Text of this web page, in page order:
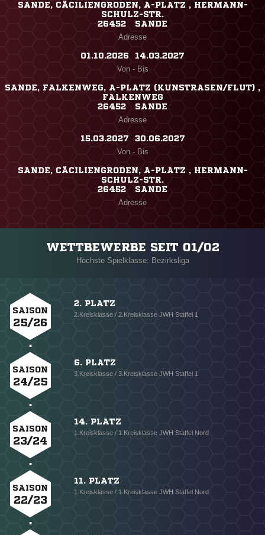
SANDE, CÄCILIENGRODEN, A-PLATZ , HERMANN-
SCHULZ-STR.
26452 SANDE
Adresse
01.10.2026 ​ 14.03.2027
Von - Bis
SANDE, FALKENWEG, A-PLATZ (KUNSTRASEN/FLUT) ,
FALKENWEG
26452 SANDE
Adresse
15.03.2027 ​ 30.06.2027
Von - Bis
SANDE, CÄCILIENGRODEN, A-PLATZ , HERMANN-
SCHULZ-STR.
26452 SANDE
Adresse
WETTBEWERBE SEIT 01/02
Höchste Spielklasse: Bezirksliga
SAISON
25/26
2. PLATZ
2.Kreisklasse / 2.Kreisklasse JWH Staffel 1
SAISON
24/25
6. PLATZ
3.Kreisklasse / 3.Kreisklasse JWH Staffel 1
SAISON
23/24
14. PLATZ
1.Kreisklasse / 1.Kreisklasse JWH Staffel Nord
SAISON
22/23
11. PLATZ
1.Kreisklasse / 1.Kreisklasse JWH Staffel Nord